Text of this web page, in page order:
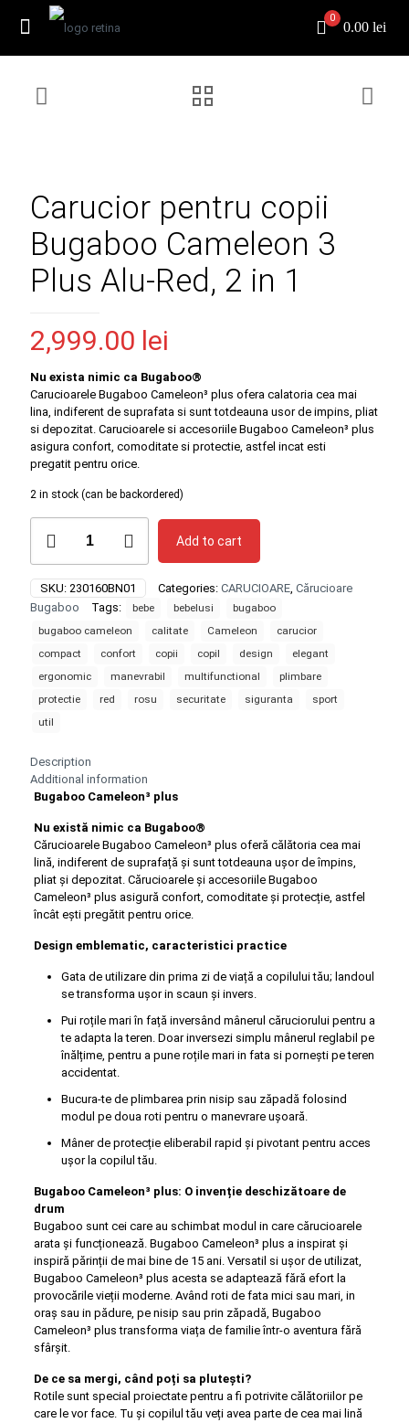
0
0.00 lei
Carucior pentru copii
Bugaboo Cameleon 3
Plus Alu-Red, 2 in 1
2,999.00 lei
Nu exista nimic ca Bugaboo®
Carucioarele Bugaboo Cameleon³ plus ofera calatoria cea mai
lina, indiferent de suprafata si sunt totdeauna usor de impins, pliat
si depozitat. Carucioarele si accesoriile Bugaboo Cameleon³ plus
asigura confort, comoditate si protectie, astfel incat esti
pregatit pentru orice.
2 in stock (can be backordered)
copii
Bugaboo
Cameleon
3
Plus
in
Add to cart
SKU: 230160BN01 Categories: CARUCIOARE, Cărucioare
Bugaboo
Tags: bebe bebelusi
bugaboo
bugaboo cameleon
calitate Cameleon
carucior
compact
confort copii copil design
elegant
ergonomic
manevrabil multifunctional
plimbare
protectie
red rosu securitate siguranta
sport
util
Description
Additional information
Bugaboo Cameleon³ plus
Nu există nimic ca Bugaboo®
Cărucioarele Bugaboo Cameleon³ plus oferă călătoria cea mai
lină, indiferent de suprafață și sunt totdeauna ușor de împins,
pliat și depozitat. Cărucioarele și accesoriile Bugaboo
Cameleon³ plus asigură confort, comoditate și protecție, astfel
încât ești pregătit pentru orice.
Design emblematic, caracteristici practice
Gata de utilizare din prima zi de viață a copilului tău; landoul
se transforma ușor in scaun și invers.
Pui roțile mari în față inversând mânerul căruciorului pentru a
te adapta la teren. Doar inversezi simplu mânerul reglabil pe
înălțime, pentru a pune roțile mari in fata si pornești pe teren
accidentat.
Bucura-te de plimbarea prin nisip sau zăpadă folosind
modul pe doua roti pentru o manevrare ușoară.
Mâner de protecție eliberabil rapid și pivotant pentru acces
ușor la copilul tău.
Bugaboo Cameleon³ plus: O invenție deschizătoare de
drum
Bugaboo sunt cei care au schimbat modul in care cărucioarele
arata și funcționează. Bugaboo Cameleon³ plus a inspirat și
inspiră părinții de mai bine de 15 ani. Versatil si ușor de utilizat,
Bugaboo Cameleon³ plus acesta se adaptează fără efort la
provocările vieții moderne. Având roti de fata mici sau mari, in
oraș sau in pădure, pe nisip sau prin zăpadă, Bugaboo
Cameleon³ plus transforma viața de familie într-o aventura fără
sfârșit.
De ce sa mergi, când poți sa plutești?
Rotile sunt special proiectate pentru a fi potrivite călătoriilor pe
care le vor face. Tu și copilul tău veți avea parte de cea mai lină